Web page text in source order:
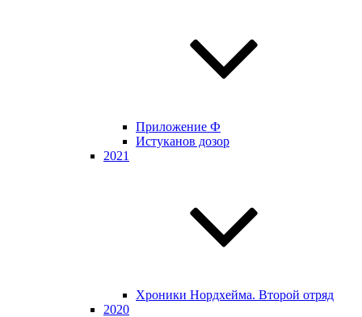
Приложение Ф
Истуканов дозор
2021
Хроники Нордхейма. Второй отряд
2020